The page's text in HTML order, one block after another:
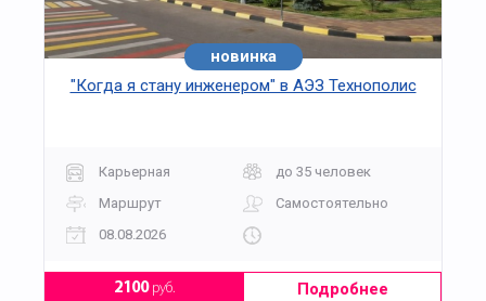
Организаторы обеспечивают полное
сопровождение, безопасные игровые зоны и
интерактивные декорации, соответствующие
возрастным особенностям участников.
провести время с пользой, окунувшись в
атмосферу волшебства и профессиональных
открытий.
хит
новинка
"Когда я стану инженером" в АЭЗ Технополис
Карьерная
до 35 человек
Маршрут
Самостоятельно
08.08.2026
2100руб. Подробнее